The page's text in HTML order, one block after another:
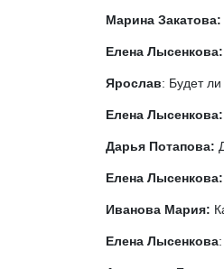
Марина Закатова:
Елена Лысенкова:
Ярослав: Будет
Елена Лысенкова:
Дарья Потапова:
Елена Лысенкова:
Иванова Мария:
Елена Лысенкова